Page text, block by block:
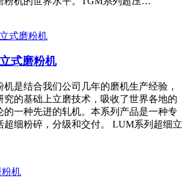
式磨粉机
机是结合我们公司几年的磨机生产经验，
究的基础上立磨技术，吸收了世界各地的
的一种先进的轧机。本系列产品是一种专
超细粉碎，分级和交付。 LUM系列超细立